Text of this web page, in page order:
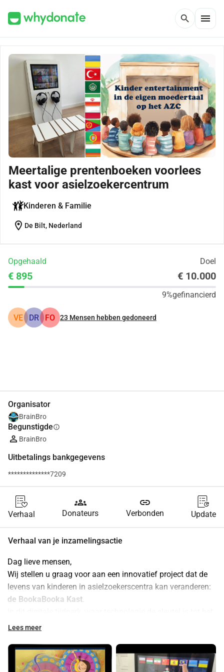
search menu
Meertalige prentenboeken voorlees
kast voor asielzoekercentrum
Kinderen & Familie
location_on De Bilt, Nederland
Opgehaald Doel
€ 895 € 10.000
9%gefinancierd
VE DR FO 23 Mensen hebben gedoneerd
Organisator
BrainBro
Begunstigdeinfo
BrainBro
Uitbetalings bankgegevens
**************7209
Verhaal
groups
Donateurs
link
Verbonden Update
Verhaal van je inzamelingsactie
Dag lieve mensen,
Wij stellen u graag voor aan een innovatief project dat de
de BookaBooka Kast
vergroten van kansen en het bevorderen van educatie,
te creëren voor kinderen van verschillende nationaliteiten.
De BookaBooka Kast is geen gewone kast - het is een
Lees meer